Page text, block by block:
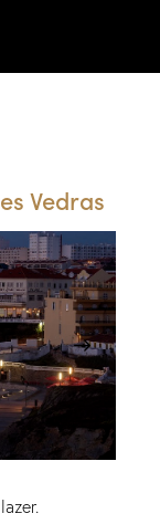
Vedras